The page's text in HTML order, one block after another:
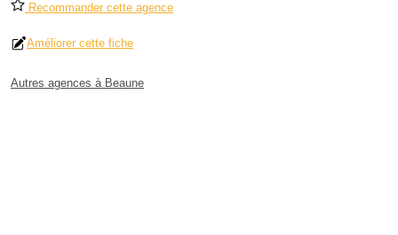
Recommander cette agence
Améliorer cette fiche
Autres agences à Beaune